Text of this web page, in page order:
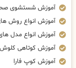
آموزش شستشوی
آموزش انواع روش
آموزش انواع مدل
آموزش کوتاهی کلوش
آموزش کوپ فارا